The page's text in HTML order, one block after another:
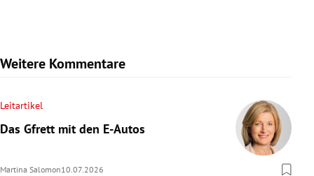
Weitere Kommentare
Leitartikel
Das Gfrett mit den E-Autos
Martina Salomon10.07.2026